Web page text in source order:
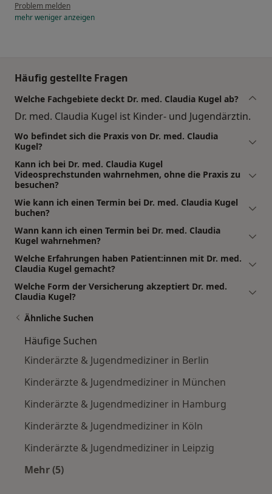
Problem melden
mehrwenigeranzeigen
Häufig gestellte Fragen
Welche Fachgebiete deckt Dr. med. Claudia Kugel ab?
Dr. med. Claudia Kugel ist Kinder- und Jugendärztin.
Wo befindet sich die Praxis von Dr. med. Claudia
Kugel?
Kann ich bei Dr. med. Claudia Kugel
Videosprechstunden wahrnehmen, ohne die Praxis zu
besuchen?
Wie kann ich einen Termin bei Dr. med. Claudia Kugel
buchen?
Wann kann ich einen Termin bei Dr. med. Claudia
Kugel wahrnehmen?
Welche Erfahrungen haben Patient:innen mit Dr. med.
Claudia Kugel gemacht?
Welche Form der Versicherung akzeptiert Dr. med.
Claudia Kugel?
Ähnliche Suchen
Häufige Suchen
Kinderärzte & Jugendmediziner in Berlin
Kinderärzte & Jugendmediziner in München
Kinderärzte & Jugendmediziner in Hamburg
Kinderärzte & Jugendmediziner in Köln
Kinderärzte & Jugendmediziner in Leipzig
Mehr (5)